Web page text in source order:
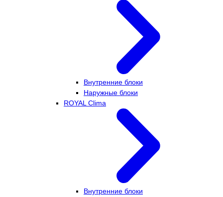
Внутренние блоки
Наружные блоки
ROYAL Clima
Внутренние блоки